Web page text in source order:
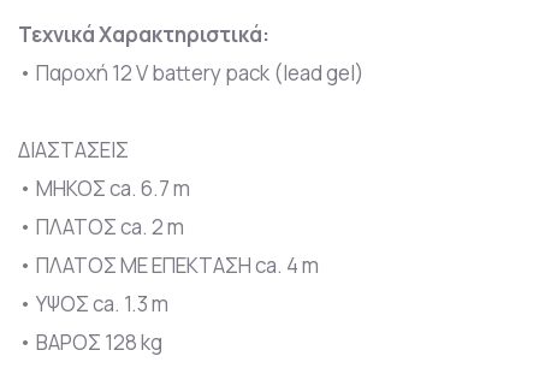
Τεχνικά Χαρακτηριστικά:
• Παροχή 12 V battery pack (lead gel)
ΔΙΑΣΤΑΣΕΙΣ
• ΜΗΚΟΣ ca. 6.7 m
• ΠΛΑΤΟΣ ca. 2 m
• ΠΛΑΤΟΣ ΜΕ ΕΠΕΚΤΑΣΗ ca. 4 m
• ΥΨΟΣ ca. 1.3 m
• ΒΑΡΟΣ 128 kg